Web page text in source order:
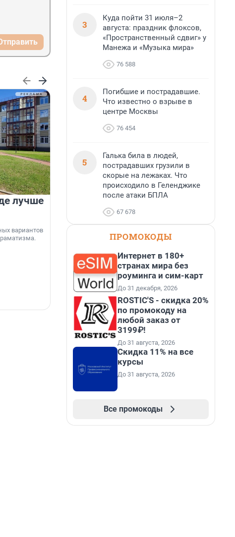
лучше
вариантов
Группа Аквилон на 20%
увеличила объём текущего
строительства в
Ленинградской области
Группа Аквилон входит в ТОП-5 рейтинга
независимого портала «Единый ресурс
застройщиков» по объёму текущего
строительства в Ленинградской области. В
настоящее время компания реализует в
регионе 185 429 кв. метров жилья, что на 20%
больше, чем в 1 квартале 2026 года.
5 августа, 17:12
3
Куда пойти 31 июля–2
августа: праздник флоксов,
«Пространственный сдвиг» у
Манежа и «Музыка мира»
76 588
4
Погибшие и пострадавшие.
Что известно о взрыве в
центре Москвы
76 454
5
Галька била в людей,
пострадавших грузили в
скорые на лежаках. Что
происходило в Геленджике
после атаки БПЛА
67 678
ПРОМОКОДЫ
Интернет в 180+
странах мира без
роуминга и сим-карт
До 31 декабря, 2026
ROSTIC'S - скидка 20%
по промокоду на
любой заказ от
3199₽!
До 31 августа, 2026
Скидка 11% на все
курсы
До 31 августа, 2026
Все промокоды